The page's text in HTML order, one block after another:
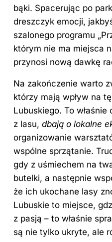
bąki. Spacerując po
dreszczyk emocji,
szalonego programu
którym nie ma miejsca
przynosi nową dawkę
Na zakończenie warto
którzy mają wpływ na
Lubuskiego. To
z lasu, dbają o lokalne
organizowanie
wspólne sprzątanie.
gdy z uśmiechem na
butelki, a następnie
że ich ukochane lasy
Lubuskie to miejsce,
z pasją – to właśnie
są nie tylko ukryte, ale